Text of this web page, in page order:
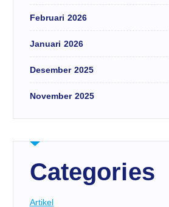
Februari 2026
Januari 2026
Desember 2025
November 2025
Categories
Artikel